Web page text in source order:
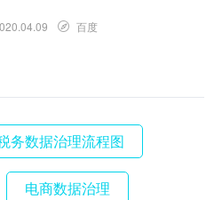
百度
务数据治理流程图
电商数据治理